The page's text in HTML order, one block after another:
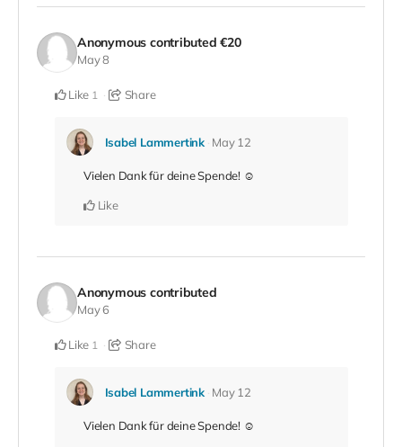
Anonymous contributed€20
May 8
Like 1 Share
Isabel Lammertink May 12
Vielen Dank für deine Spende! ☺️
Like
Anonymous contributed
May 6
Like 1 Share
Isabel Lammertink May 12
Vielen Dank für deine Spende! ☺️